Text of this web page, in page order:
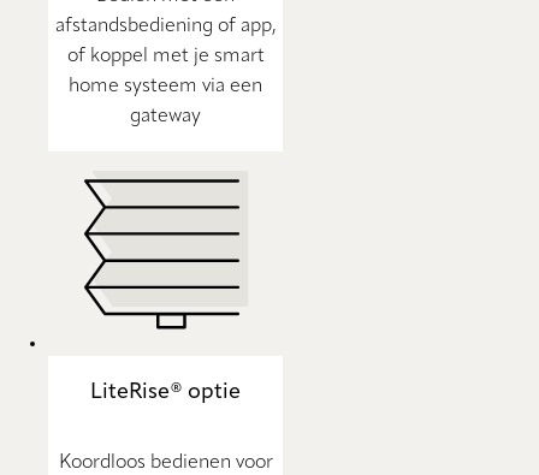
afstandsbediening of app,
of koppel met je smart
home systeem via een
gateway
LiteRise® optie
Koordloos bedienen voor